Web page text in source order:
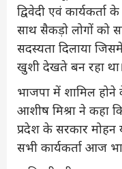
द्विवेदी एवं
साथ सैकड़ो लोगों को
सदस्यता दिलाया
खुशी देखते बन रहा था।
भाजपा में शामिल होने
आशीष मिश्रा ने कहा कि
प्रदेश के सरकार मोहन
सभी कार्यकर्ता आज